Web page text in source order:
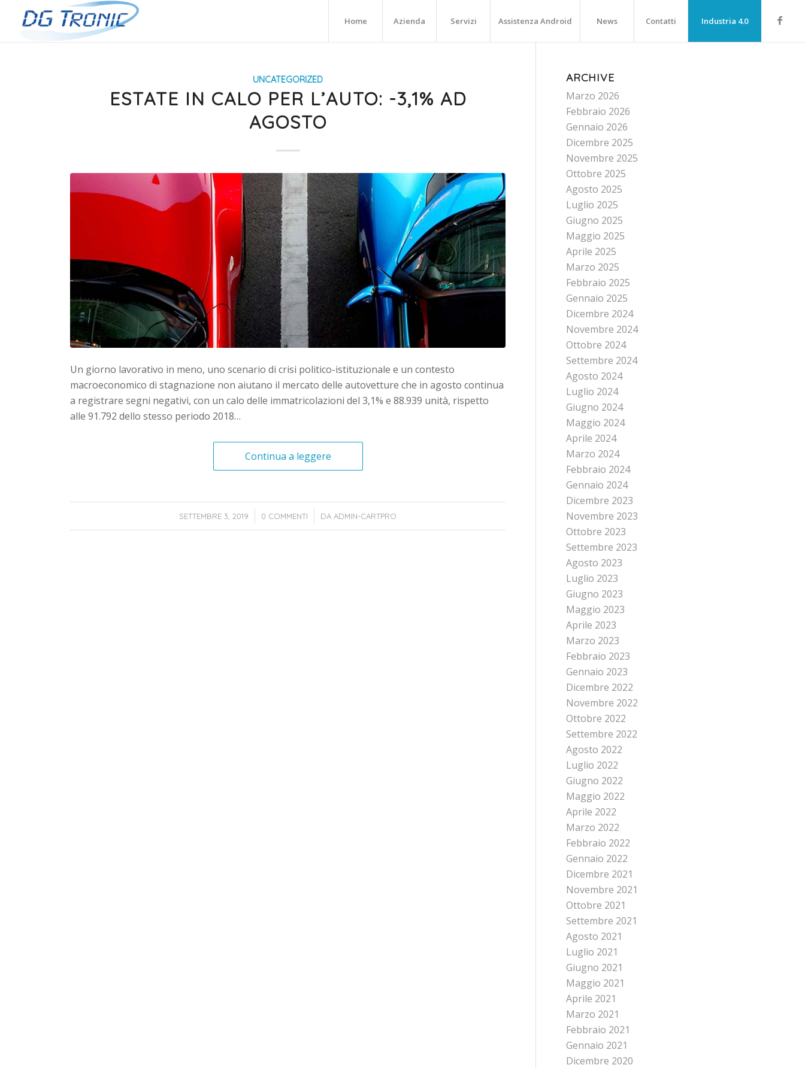
Home Azienda Servizi Assistenza Android News Contatti Industria 4.0
UNCATEGORIZED
ESTATE IN CALO PER L’AUTO: -3,1% AD
AGOSTO
Un giorno lavorativo in meno, uno scenario di crisi politico-istituzionale e un contesto
macroeconomico di stagnazione non aiutano il mercato delle autovetture che in agosto continua
a registrare segni negativi, con un calo delle immatricolazioni del 3,1% e 88.939 unità, rispetto
alle 91.792 dello stesso periodo 2018…
Continua a leggere
SETTEMBRE 3, 2019
/ 0 COMMENTI
/ DA ADMIN-CARTPRO
ARCHIVE
Marzo 2026
Febbraio 2026
Gennaio 2026
Dicembre 2025
Novembre 2025
Ottobre 2025
Agosto 2025
Luglio 2025
Giugno 2025
Maggio 2025
Aprile 2025
Marzo 2025
Febbraio 2025
Gennaio 2025
Dicembre 2024
Novembre 2024
Ottobre 2024
Settembre 2024
Agosto 2024
Luglio 2024
Giugno 2024
Maggio 2024
Aprile 2024
Marzo 2024
Febbraio 2024
Gennaio 2024
Dicembre 2023
Novembre 2023
Ottobre 2023
Settembre 2023
Agosto 2023
Luglio 2023
Giugno 2023
Maggio 2023
Aprile 2023
Marzo 2023
Febbraio 2023
Gennaio 2023
Dicembre 2022
Novembre 2022
Ottobre 2022
Settembre 2022
Agosto 2022
Luglio 2022
Giugno 2022
Maggio 2022
Aprile 2022
Marzo 2022
Febbraio 2022
Gennaio 2022
Dicembre 2021
Novembre 2021
Ottobre 2021
Settembre 2021
Agosto 2021
Luglio 2021
Giugno 2021
Maggio 2021
Aprile 2021
Marzo 2021
Febbraio 2021
Gennaio 2021
Dicembre 2020